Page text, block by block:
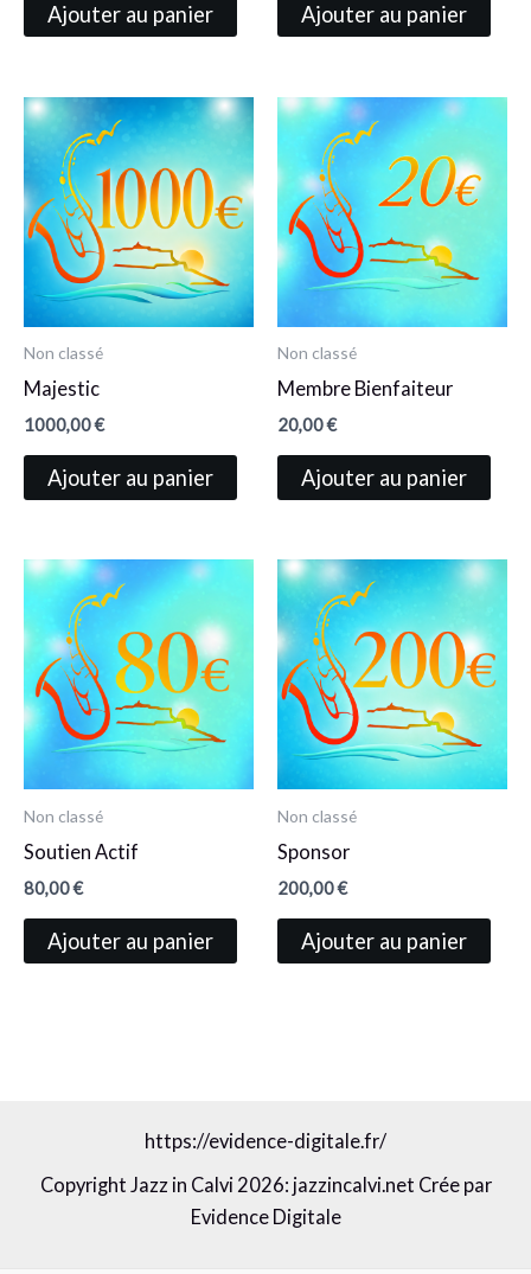
Ajouter au panier Ajouter au panier
Non classé
Majestic
1000,00€
Ajouter au panier
Non classé
Membre Bienfaiteur
20,00€
Ajouter au panier
Non classé
Soutien Actif
80,00€
Ajouter au panier
Non classé
Sponsor
200,00€
Ajouter au panier
https://evidence-digitale.fr/
Copyright Jazz in Calvi 2026: jazzincalvi.net Crée par
Evidence Digitale